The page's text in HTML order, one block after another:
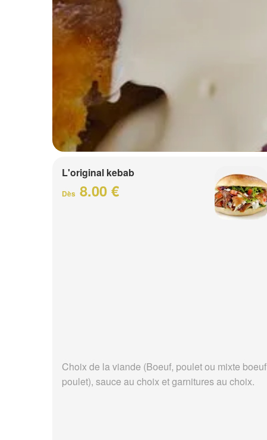
L'original kebab
Dès 8.00 €
Choix de la viande (Boeuf, poulet ou mixte boeuf
poulet), sauce au choix et garnitures au choix.